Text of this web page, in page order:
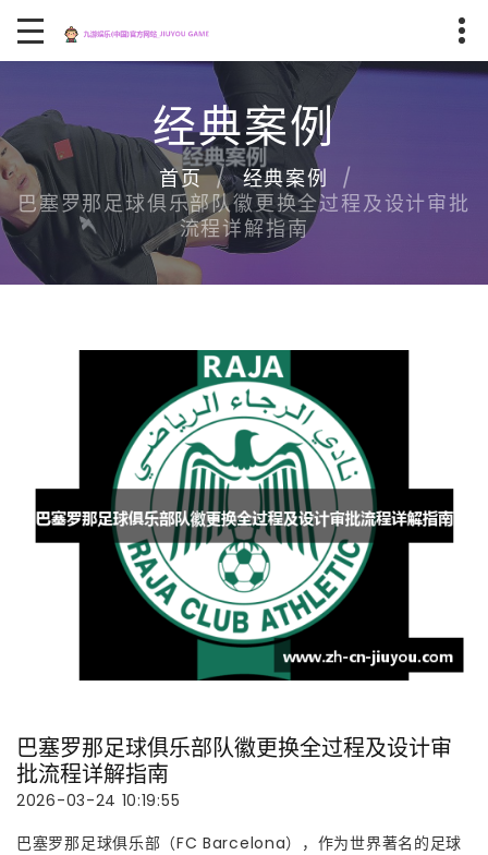
经典案例
首页
经典案例
巴塞罗那足球俱乐部队徽更换全过程及设计审批
流程详解指南
巴塞罗那足球俱乐部队徽更换全过程及设计审
批流程详解指南
2026-03-24 10:19:55
巴塞罗那足球俱乐部（FC Barcelona），作为世界著名的足球